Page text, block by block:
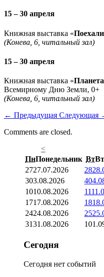
15 – 30 апреля
Книжная выставка «
(Конева, 6, читальный зал)
15 – 30 апреля
Книжная выставка «
Всемирному Дню Земли, 0+
(Конева, 6, читальный зал)
← Предыдущая Следующая
Comments are closed.
<
ПнПонедельник Вт
2727.07.2026 28
303.08.2026 4
1010.08.2026 11
1717.08.2026 18
2424.08.2026 25
3131.08.2026 1
Сегодня
Сегодня нет событий